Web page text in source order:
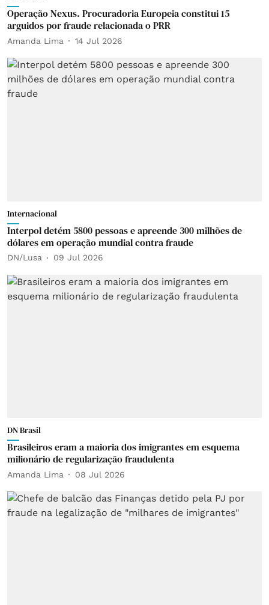
Operação Nexus. Procuradoria Europeia constitui 15
arguidos por fraude relacionada o PRR
Amanda Lima 14 Jul 2026
Internacional
Interpol detém 5800 pessoas e apreende 300 milhões de
dólares em operação mundial contra fraude
DN/Lusa 09 Jul 2026
DN Brasil
Brasileiros eram a maioria dos imigrantes em esquema
milionário de regularização fraudulenta
Amanda Lima 08 Jul 2026